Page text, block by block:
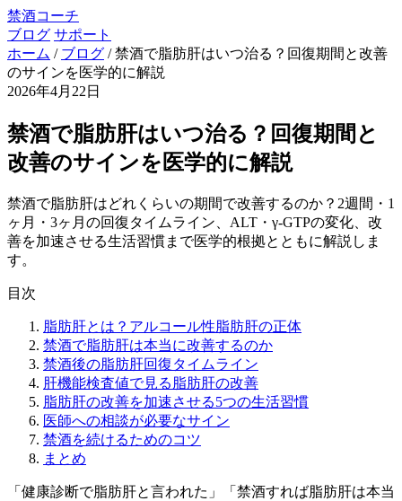
禁酒コーチ
ブログ サポート
ホーム / ブログ / 禁酒で脂肪肝はいつ治る？回復期間と改善
のサインを医学的に解説
2026年4月22日
禁酒で脂肪肝はいつ治る？回復期間と
改善のサインを医学的に解説
禁酒で脂肪肝はどれくらいの期間で改善するのか？2週間・1
ヶ月・3ヶ月の回復タイムライン、ALT・γ-GTPの変化、改
善を加速させる生活習慣まで医学的根拠とともに解説しま
す。
目次
脂肪肝とは？アルコール性脂肪肝の正体
禁酒で脂肪肝は本当に改善するのか
禁酒後の脂肪肝回復タイムライン
肝機能検査値で見る脂肪肝の改善
脂肪肝の改善を加速させる5つの生活習慣
医師への相談が必要なサイン
禁酒を続けるためのコツ
まとめ
「健康診断で脂肪肝と言われた」「禁酒すれば脂肪肝は本当